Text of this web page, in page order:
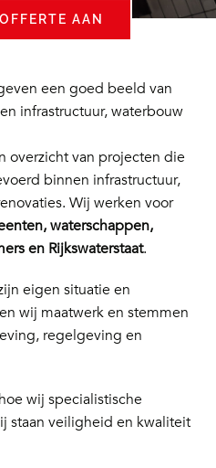
AAN
een goed beeld van
infrastructuur, waterbouw
overzicht van projecten die
binnen infrastructuur,
Wij werken voor
waterschappen,
en Rijkswaterstaat.
eigen situatie en
wij maatwerk en stemmen
regelgeving en
wij specialistische
staan veiligheid en kwaliteit